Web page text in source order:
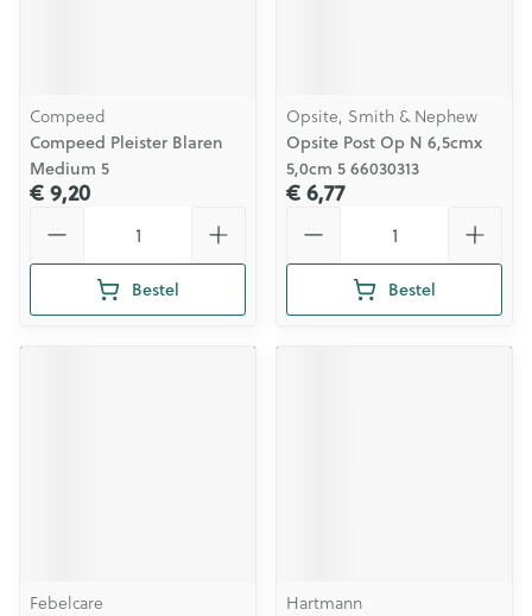
Compeed
Compeed Pleister Blaren
Medium 5
€ 9,20
Bestel
Opsite, Smith & Nephew
Opsite Post Op N 6,5cmx
5,0cm 5 66030313
€ 6,77
Bestel
Febelcare
Hartmann